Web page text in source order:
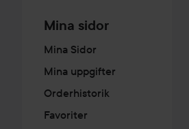
Mina sidor
Mina Sidor
Mina uppgifter
Orderhistorik
Favoriter